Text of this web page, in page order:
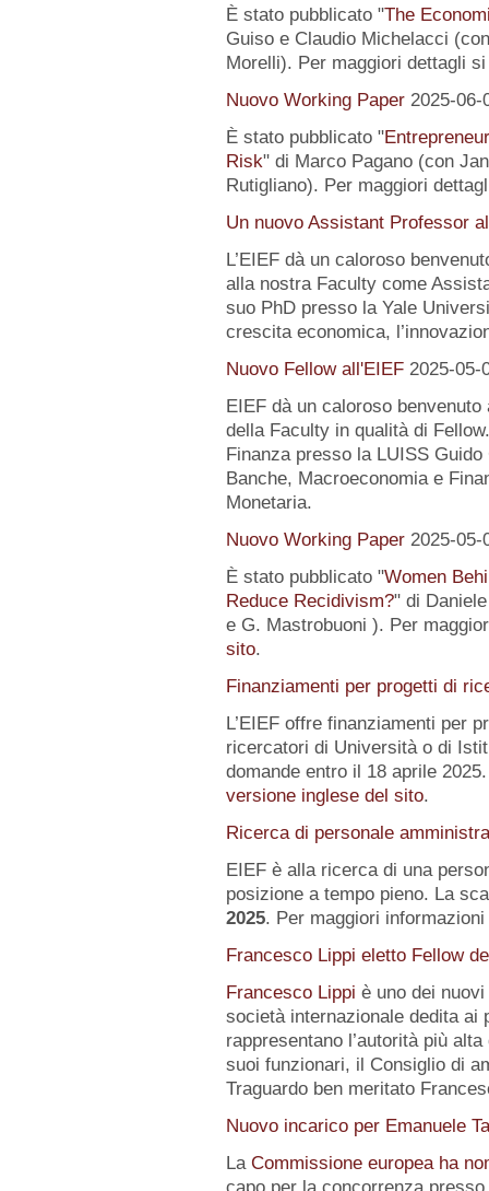
È stato pubblicato "The
Guiso e Claudio Michelacci
Morelli). Per maggiori dettagli
Nuovo Working Paper 2025-06-
È stato pubblicato "
Risk" di Marco Pagano (con
Rutigliano). Per maggiori
Un nuovo Assistant Professor
L’EIEF dà un caloroso
alla nostra Faculty come
suo PhD presso la Yale
crescita economica,
Nuovo Fellow all'EIEF 2025-05-
EIEF dà un caloroso
della Faculty in qualità di
Finanza presso la LUISS
Banche, Macroeconomia e
Monetaria.
Nuovo Working Paper 2025-05-
È stato pubblicato "Women
Reduce Recidivism?" di
e G. Mastrobuoni ). Per
sito.
Finanziamenti per progetti di
L’EIEF offre finanziamenti per
ricercatori di Università o di
domande entro il 18 aprile
versione inglese del sito.
Ricerca di personale
EIEF è alla ricerca di una
posizione a tempo pieno. La
2025. Per maggiori informazioni
Francesco Lippi eletto Fellow
Francesco Lippi è uno dei nuovi
società internazionale dedita ai
rappresentano l’autorità più
suoi funzionari, il Consiglio di
Traguardo ben meritato
Nuovo incarico per Emanuele
La Commissione europea ha